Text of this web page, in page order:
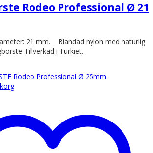
Rodeo Professional Ø 21
21 mm. Blandad nylon med naturlig
Tillverkad i Turkiet.